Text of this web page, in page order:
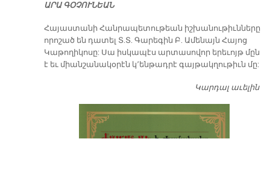
ԱՐԱ ԳՕՉՈՒՆԵԱՆ
​Հայաստանի Հանրապետութեան իշխանութիւնները
որոշած են դատել Տ.Տ. Գարեգին Բ. Ամենայն Հայոց
Կաթողիկոսը: Սա իսկապէս արտասովոր երեւոյթ մըն
է եւ միանշանակօրէն կ՚ենթադրէ գայթակղութիւն մը:
Կարդալ աւելին